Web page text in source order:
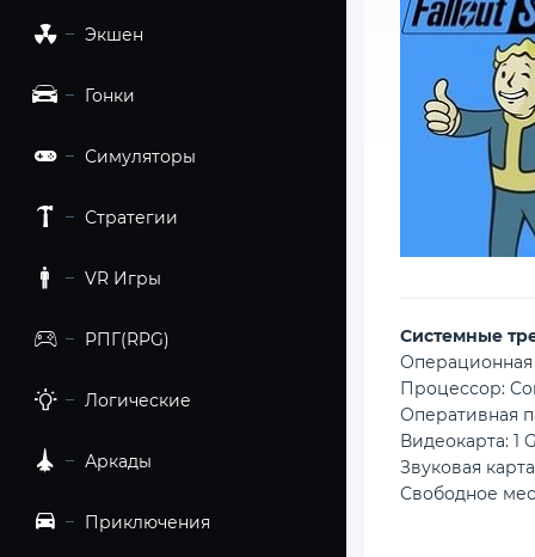
Экшен
Гонки
Симуляторы
Стратегии
VR Игры
РПГ(RPG)
Логические
Аркады
Приключения
Cистемные
Операционная
Процессор:
Оперативная
Видеокарта: 1
Звуковая
Свободное